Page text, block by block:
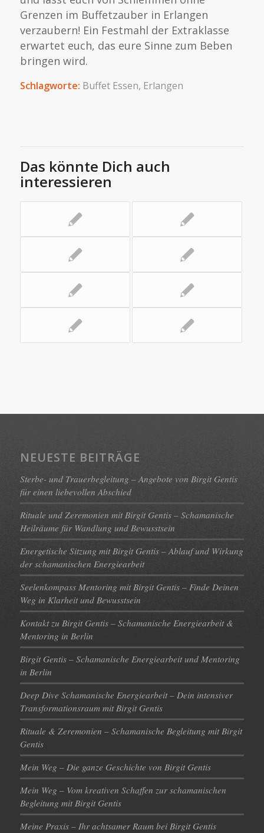
Grenzen im Buffetzauber in Erlangen
verzaubern! Ein Festmahl der Extraklasse
erwartet euch, das eure Sinne zum Beben
bringen wird.
Schlagworte: Buffet Essen, Erlangen
Das könnte Dich auch
interessieren
NEUESTE BEITRÄGE
Sterbe- und Trauerbegleitung – Angebote von Birgit Gentis
für einen liebevollen Abschied
Rituale und Zeremonien mit Birgit Gentis – Schamanische
Heilräume für Wandlung und Bewusstsein
Energetische Sitzung mit Birgit Gentis – Ablauf und Wirkung
der schamanischen Energiearbeit
Seelenkompass Mentoring mit Birgit Gentis – Finde Deinen
Weg in Klarheit und Bewusstsein
Kontakt zu Birgit Gentis – Schamanische Energiearbeit &
Mentoring in Berlin
Birgit Gentis – Schamanische Energiearbeit und Mentoring
in Berlin
Deep Dive Schamanische Energiearbeit – Dein intensiver
Transformationsraum mit Birgit Gentis
Rituale & Zeremonien – Schamanische Begleitung mit Birgit
Gentis
Mein Weg – Die ganze Geschichte von Birgit Gentis
Mein Weg – Vom kreativen Schaffen zur schamanischen
Begleitung mit Birgit Gentis
Meine Praxis – Ihr achtsamer Raum bei Birgit Gentis